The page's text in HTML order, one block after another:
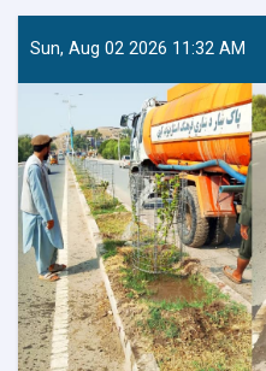
ناحیه
کې
ښار
ته
د
ښه
راغلاست
معیاري
دروازه
جوړیږي
Sun, Aug 02 2026 11:32 AM